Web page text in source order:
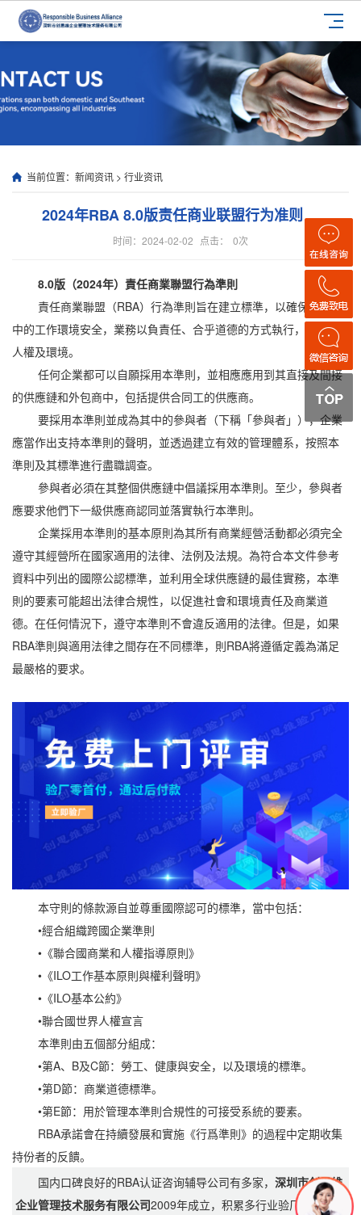
当前位置： 新闻资讯 > 行业资讯
2024年RBA 8.0版责任商业联盟行为准则
时间：2024-02-02 点击： 0次
8.0版（2024年） 責任商業聯盟行為準則
責任商業聯盟（RBA）行為準則旨在建立標準，以確保供應鏈
中的工作環境安全，業務以負責任、合乎道德的方式執行，並尊重
人權及環境。
任何企業都可以自願採用本準則，並相應應用到其直接及間接
的供應鏈和外包商中，包括提供合同工的供應商。
要採用本準則並成為其中的參與者（下稱「參與者」），企業
應當作出支持本準則的聲明，並透過建立有效的管理體系，按照本
準則及其標準進行盡職調查。
參與者必須在其整個供應鏈中倡議採用本準則。至少，參與者
應要求他們下一級供應商認同並落實執行本準則。
企業採用本準則的基本原則為其所有商業經營活動都必須完全
遵守其經營所在國家適用的法律、法例及法規。為符合本文件參考
資料中列出的國際公認標準，並利用全球供應鏈的最佳實務，本準
則的要素可能超出法律合規性，以促進社會和環境責任及商業道
德。在任何情況下，遵守本準則不會違反適用的法律。但是，如果
RBA準則與適用法律之間存在不同標準，則RBA將遵循定義為滿足
最嚴格的要求。
本守則的條款源自並尊重國際認可的標準，當中包括：
•經合組織跨國企業準則
•《聯合國商業和人權指導原則》
•《ILO工作基本原則與權利聲明》
•《ILO基本公約》
•聯合國世界人權宣言
本準則由五個部分組成：
•第A、B及C節：勞工、健康與安全，以及環境的標準。
•第D節：商業道德標準。
•第E節：用於管理本準則合規性的可接受系統的要素。
RBA承諾會在持續發展和實施《行爲準則》的過程中定期收集
持份者的反饋。
国内口碑良好的RBA认证咨询辅导公司有多家，深圳市创思维
企业管理技术服务有限公司2009年成立，积累多行业验厂经验且